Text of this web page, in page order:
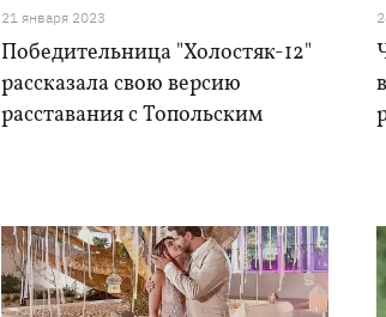
21 января 2023
Победительница "Холостяк-12"
рассказала свою версию
расставания с Топольским